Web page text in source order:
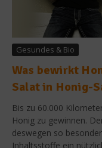
Gesundes & Bio
Was bewirkt
Salat in Honig-
Bis zu 60.000
Honig zu gewinnen.
deswegen so
Inhaltsstoffe ein